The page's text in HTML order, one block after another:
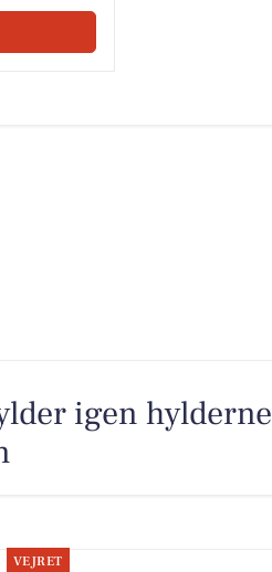
igen hylderne
VEJRET